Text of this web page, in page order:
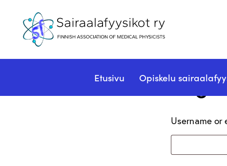
Etusivu Opiskelu
Username or